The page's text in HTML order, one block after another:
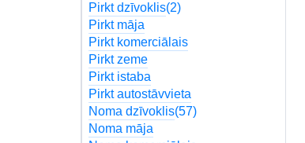
Pirkt dzīvoklis(2)
Pirkt māja
Pirkt komerciālais
Pirkt zeme
Pirkt istaba
Pirkt autostāvvieta
Noma dzīvoklis(57)
Noma māja